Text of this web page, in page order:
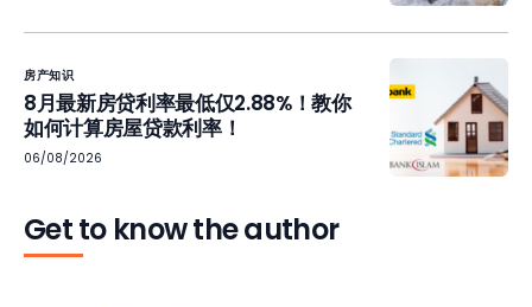
房产知识
8月最新房贷利率最低仅2.88%！教你
如何计算房屋贷款利率！
06/08/2026
Get to know the author